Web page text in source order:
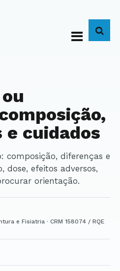
cuidados
dose, efeitos adversos,
orientação.
e Fisiatria · CRM 158074 / RQE